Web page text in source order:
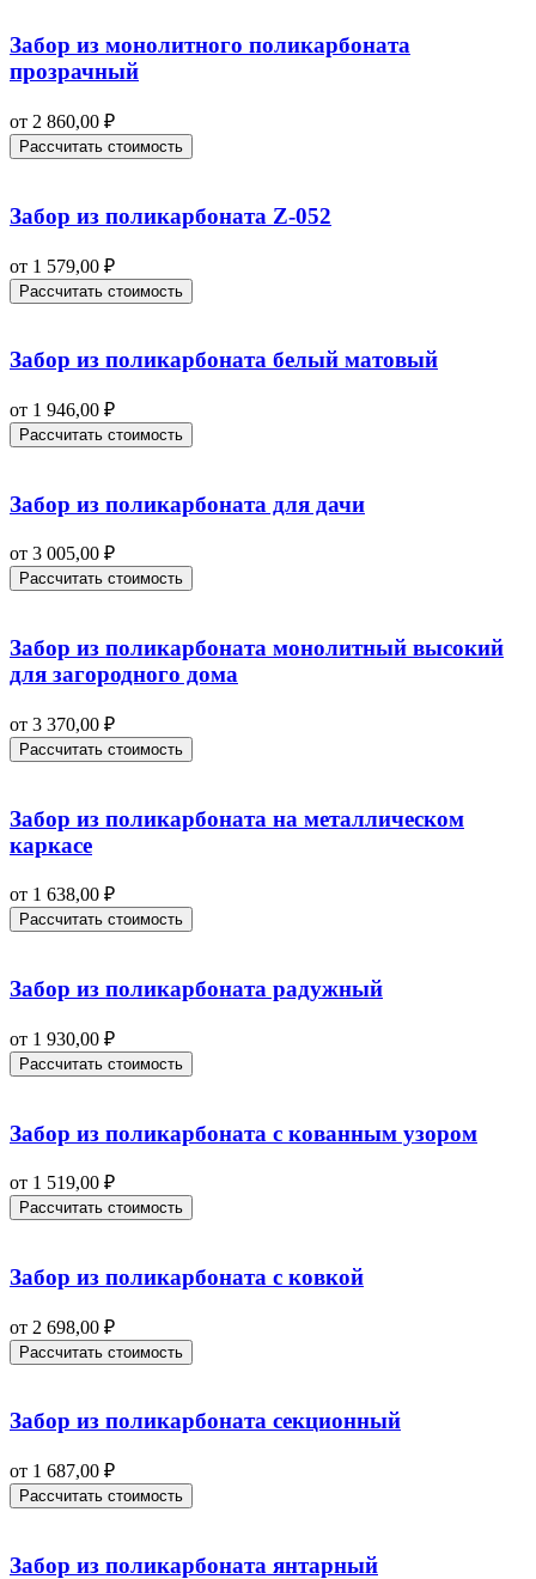
Забор из монолитного поликарбоната
прозрачный
от 2 860,00 ₽
Рассчитать стоимость
Забор из поликарбоната Z-052
от 1 579,00 ₽
Рассчитать стоимость
Забор из поликарбоната белый матовый
от 1 946,00 ₽
Рассчитать стоимость
Забор из поликарбоната для дачи
от 3 005,00 ₽
Рассчитать стоимость
Забор из поликарбоната монолитный высокий
для загородного дома
от 3 370,00 ₽
Рассчитать стоимость
Забор из поликарбоната на металлическом
каркасе
от 1 638,00 ₽
Рассчитать стоимость
Забор из поликарбоната радужный
от 1 930,00 ₽
Рассчитать стоимость
Забор из поликарбоната с кованным узором
от 1 519,00 ₽
Рассчитать стоимость
Забор из поликарбоната с ковкой
от 2 698,00 ₽
Рассчитать стоимость
Забор из поликарбоната секционный
от 1 687,00 ₽
Рассчитать стоимость
Забор из поликарбоната янтарный